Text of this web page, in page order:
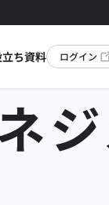
ち資料 ログイン